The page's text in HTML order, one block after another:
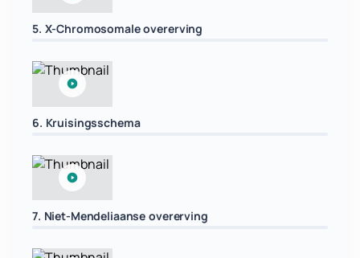
5. X-Chromosomale overerving
6. Kruisingsschema
7. Niet-Mendeliaanse overerving